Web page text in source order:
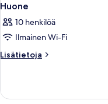
Huone
10 henkilöä
Ilmainen Wi-Fi
Lisätietoja
Lisätietoja